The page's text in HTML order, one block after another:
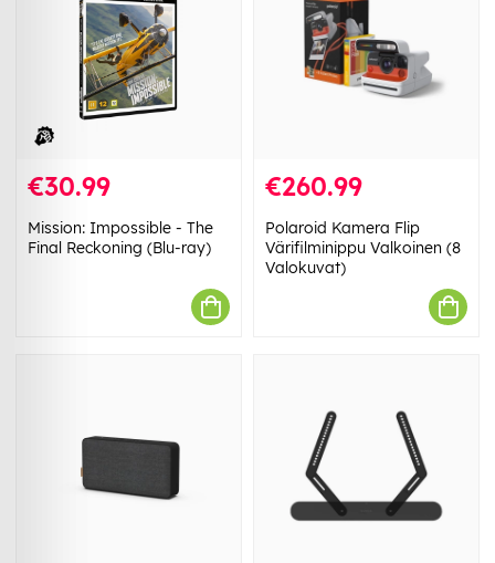
€30.99
Mission: Impossible - The
Final Reckoning (Blu-ray)
€260.99
Polaroid Kamera Flip
Värifilminippu Valkoinen (8
Valokuvat)